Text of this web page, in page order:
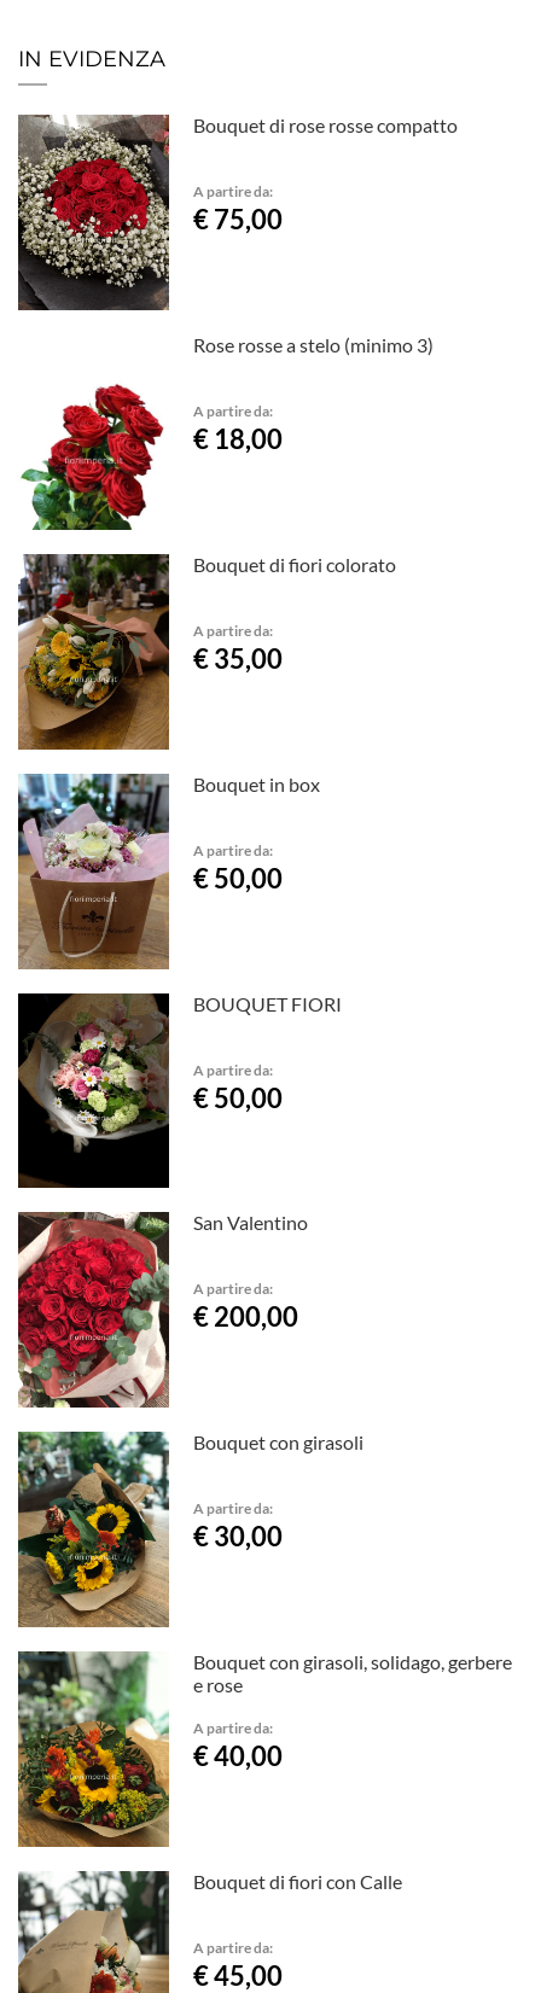
IN EVIDENZA
Bouquet di rose rosse compatto
A partire da:
€ 75,00
Rose rosse a stelo (minimo 3)
A partire da:
€ 18,00
Bouquet di fiori colorato
A partire da:
€ 35,00
Bouquet in box
A partire da:
€ 50,00
BOUQUET FIORI
A partire da:
€ 50,00
San Valentino
A partire da:
€ 200,00
Bouquet con girasoli
A partire da:
€ 30,00
Bouquet con girasoli, solidago, gerbere
e rose
A partire da:
€ 40,00
Bouquet di fiori con Calle
A partire da:
€ 45,00